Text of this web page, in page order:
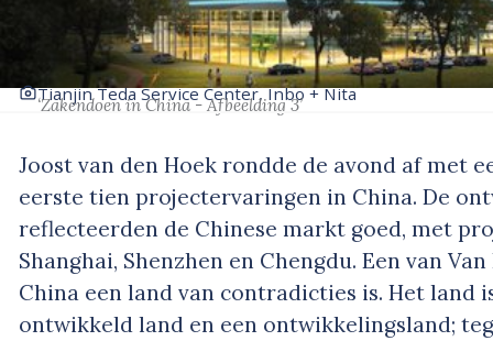
Tianjin Teda Service Center, Inbo + Nita
‘Zakendoen in China - Afbeelding 3’
Joost van den Hoek rondde de avond af met
eerste tien projectervaringen in China. De
reflecteerden de Chinese markt goed, met
Shanghai, Shenzhen en Chengdu. Een van
China een land van contradicties is. Het land
ontwikkeld land en een ontwikkelingsland;